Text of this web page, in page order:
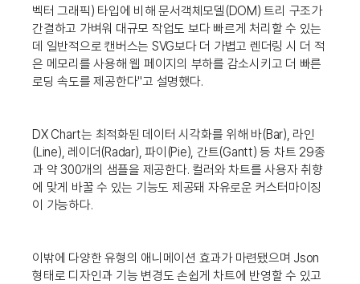
벡터 그래픽) 타입에 비해 문서객체모델(DOM) 트리 구조가
간결하고 가벼워 대규모 작업도 보다 빠르게 처리할 수 있는
데 일반적으로 캔버스는 SVG보다 더 가볍고 렌더링 시 더 적
은 메모리를 사용해 웹 페이지의 부하를 감소시키고 더 빠른
로딩 속도를 제공한다"고 설명했다.
DX Chart는 최적화된 데이터 시각화를 위해 바(Bar), 라인
(Line), 레이더(Radar), 파이(Pie), 간트(Gantt) 등 차트 29종
과 약 300개의 샘플을 제공한다. 컬러와 차트를 사용자 취향
에 맞게 바꿀 수 있는 기능도 제공돼 자유로운 커스터마이징
이 가능하다.
이밖에 다양한 유형의 애니메이션 효과가 마련됐으며 Json
형태로 디자인과 기능 변경도 손쉽게 차트에 반영할 수 있고